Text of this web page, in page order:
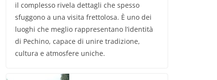
il complesso rivela dettagli che spesso
sfuggono a una visita frettolosa. È uno dei
luoghi che meglio rappresentano l’identità
di Pechino, capace di unire tradizione,
cultura e atmosfere uniche.